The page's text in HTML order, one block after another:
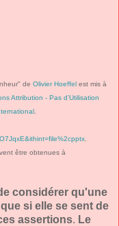
de Olivier Hoeffel est mis à
Attribution - Pas d’Utilisation
être obtenues à
considérer qu'une
si elle se sent de
assertions. Le